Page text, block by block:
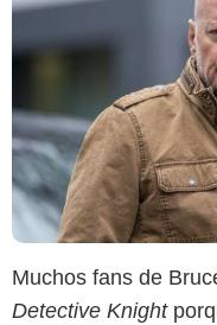
Muchos fans de
Detective Knight